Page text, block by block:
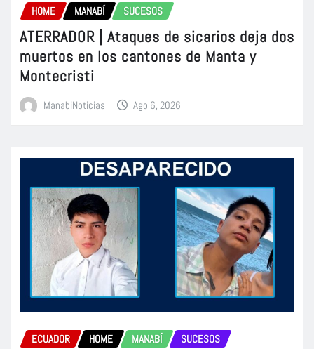
HOME MANABÍ SUCESOS
ATERRADOR | Ataques de sicarios deja dos
muertos en los cantones de Manta y
Montecristi
ManabiNoticias Ago 6, 2026
ECUADOR HOME MANABÍ SUCESOS